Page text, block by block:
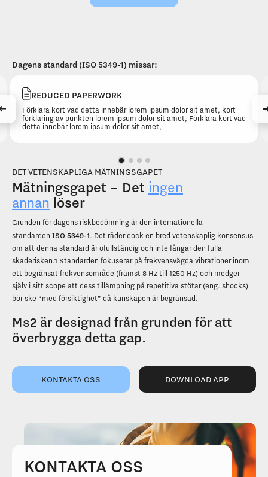
Dagens standard (ISO 5349-1) missar:
REDUCED PAPERWORK
Förklara kort vad detta innebär lorem ipsum dolor sit amet, kort
förklaring av punkten lorem ipsum dolor sit amet, Förklara kort vad
detta innebär lorem ipsum dolor sit amet,
DET VETENSKAPLIGA MÄTNINGSGAPET
Mätningsgapet – Det ingen
annan löser
Grunden för dagens riskbedömning är den internationella
standarden ISO 5349-1. Det råder dock en bred vetenskaplig konsensus
om att denna standard är ofullständig och inte fångar den fulla
skaderisken.1 Standarden fokuserar på frekvensvägda vibrationer inom
ett begränsat frekvensområde (främst 8 Hz till 1250 Hz) och medger
själv i sitt scope att dess tillämpning på repetitiva stötar (eng. shocks)
bör ske “med försiktighet” då kunskapen är begränsad.
Ms2 är designad från grunden för att
överbrygga detta gap.
KONTAKTA OSS DOWNLOAD APP
KONTAKTA OSS